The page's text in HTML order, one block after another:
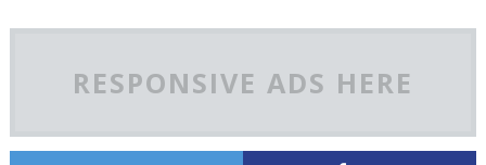
RESPONSIVE ADS HERE